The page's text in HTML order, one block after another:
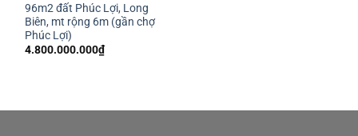
96m2 đất Phúc Lợi, Long
Biên, mt rộng 6m (gần chợ
Phúc Lợi)
4.800.000.000₫